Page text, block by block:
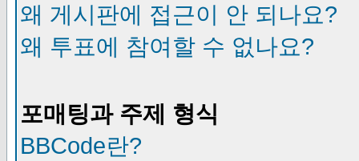
왜 게시판에 접근이 안 되나요?
왜 투표에 참여할 수 없나요?
포매팅과 주제 형식
BBCode란?